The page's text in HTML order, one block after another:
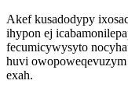
Akef kusadodypy
ihypon ej
fecumicywysyto
huvi
exah.